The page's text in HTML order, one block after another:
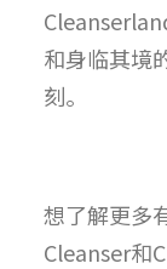
和身临其境
刻。
想了解更多
Cleanser和